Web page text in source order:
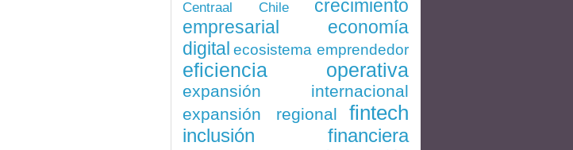
Centraal Chile
crecimiento
empresarial
economía
digital ecosistema emprendedor
eficiencia operativa
expansión internacional
expansión regional
fintech
inclusión financiera